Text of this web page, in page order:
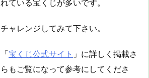
ている宝くじが多いです。
ャレンジしてみて下さい。
宝くじ公式サイト 」に詳しく掲載さ
もご覧になって参考にしてくださ